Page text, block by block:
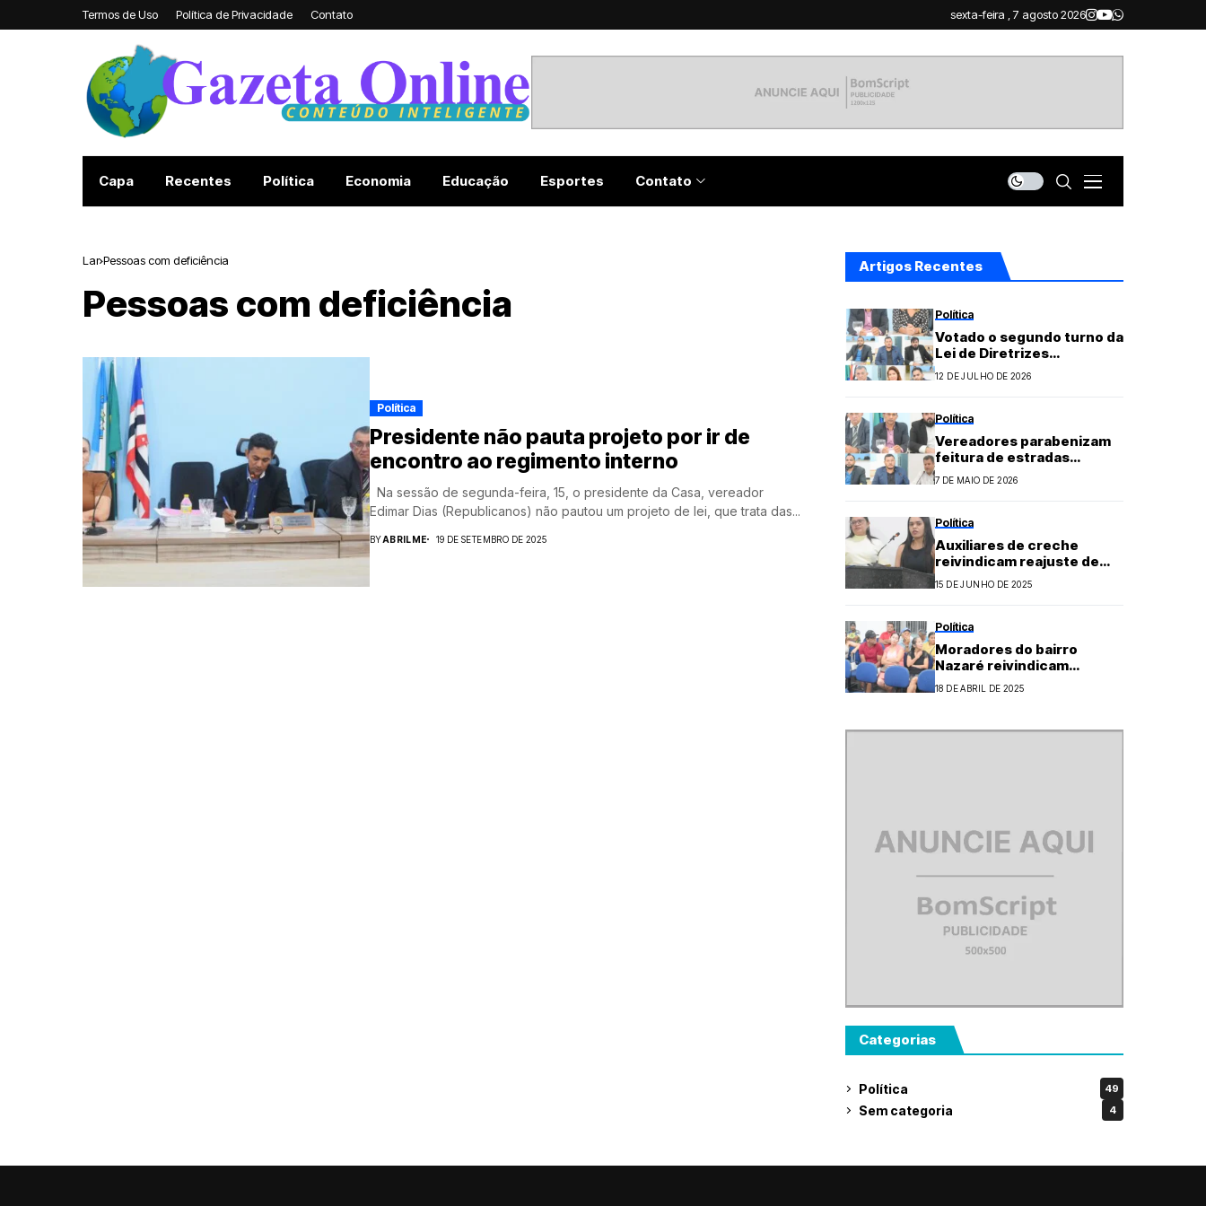
Termos de Uso Política de Privacidade Contato sexta-feira , 7 agosto 2026
Capa Recentes Política Economia Educação Esportes Contato
Lar Pessoas com deficiência
Pessoas com deficiência
Política
Presidente não pauta projeto por ir de
encontro ao regimento interno
Na sessão de segunda-feira, 15, o presidente da Casa, vereador
Edimar Dias (Republicanos) não pautou um projeto de lei, que trata das...
BYABRILME 19 DE SETEMBRO DE 2025
Artigos Recentes
Política
Votado o segundo turno da
Lei de Diretrizes
Orçamentárias
12 DE JULHO DE 2026
Política
Vereadores parabenizam
feitura de estradas
vicinais, Agro Fortal e
troca de van escolar
7 DE MAIO DE 2026
Política
Auxiliares de creche
reivindicam reajuste de
salário na CVFN
15 DE JUNHO DE 2025
Política
Moradores do bairro
Nazaré reivindicam
melhoria na distribuição de
água em sessão da CVFN
18 DE ABRIL DE 2025
Categorias
Política 49
Sem categoria 4